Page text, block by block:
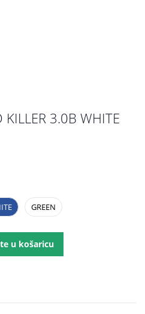
KILLER 3.0B WHITE
GREEN
u košaricu